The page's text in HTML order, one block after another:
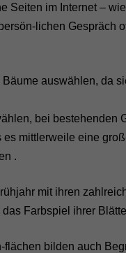
Seiten im Internet –
lichen Gespräch
auswählen, da
bei
es mittlerweile eine
.
mit ihren
Farbspiel ihrer
flächen bilden auch